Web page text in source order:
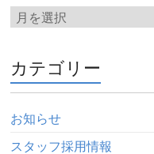
カテゴリー
お知らせ
スタッフ採用情報